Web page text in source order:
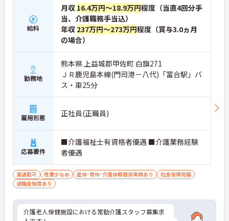
給料
月収 16.4万円～18.9万円程度（当直4回分手
当、介護職務手当込）
年収 237万円～273万円程度（賞与3.0ヵ月
の場合）
勤務地
熊本県 上益城郡甲佐町 白旗271
ＪＲ鹿児島本線(門司港－八代)「富合駅」バ
ス・車25分
雇用形態 正社員(正職員)
応募要件
■介護福祉士有資格者優遇 ■介護業務経験
者優遇
車通勤可 残業少なめ 産休･育休･介護休暇取得実績あり
社会保険完備
退職金制度あり
介護老人保健施設における常勤介護スタッフ募集求